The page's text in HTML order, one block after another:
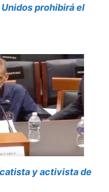
prohibirá el
y activista de